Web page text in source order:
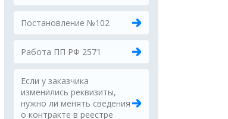
Постановление №102
Работа ПП РФ 2571
Если у заказчика
изменились реквизиты,
нужно ли менять сведения
о контракте в реестре